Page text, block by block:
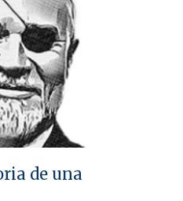
de una